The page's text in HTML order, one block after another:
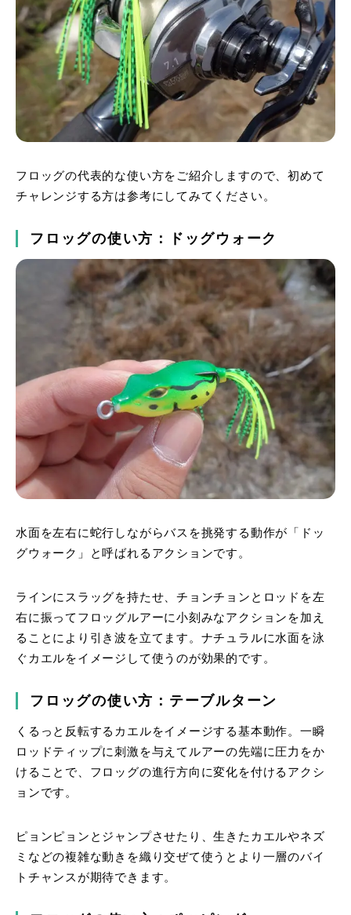
フロッグの代表的な使い方をご紹介しますので、初めて
チャレンジする方は参考にしてみてください。
フロッグの使い方：ドッグウォーク
水面を左右に蛇行しながらバスを挑発する動作が「ドッ
グウォーク」と呼ばれるアクションです。
ラインにスラッグを持たせ、チョンチョンとロッドを左
右に振ってフロッグルアーに小刻みなアクションを加え
ることにより引き波を立てます。ナチュラルに水面を泳
ぐカエルをイメージして使うのが効果的です。
フロッグの使い方：テーブルターン
くるっと反転するカエルをイメージする基本動作。一瞬
ロッドティップに刺激を与えてルアーの先端に圧力をか
けることで、フロッグの進行方向に変化を付けるアクシ
ョンです。
ピョンピョンとジャンプさせたり、生きたカエルやネズ
ミなどの複雑な動きを織り交ぜて使うとより一層のバイ
トチャンスが期待できます。